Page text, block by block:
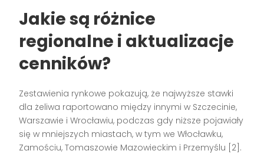
Jakie są różnice
regionalne i aktualizacje
cenników?
Zestawienia rynkowe pokazują, że najwyższe stawki
dla żeliwa raportowano między innymi w Szczecinie,
Warszawie i Wrocławiu, podczas gdy niższe pojawiały
się w mniejszych miastach, w tym we Włocławku,
Zamościu, Tomaszowie Mazowieckim i Przemyślu [2].